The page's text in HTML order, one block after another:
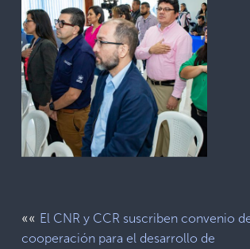
«« El CNR y CCR suscriben convenio
cooperación para el desarrollo de